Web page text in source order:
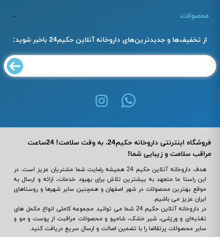
محصولات
از تخفیف‌ها و جدیدترین‌های داروخانه آنلاین حکیم24 باخبر شوید:
فروشگاه اینترنتی داروخانه حکیم24، به وقت سلامت! 24ساعت
مراقب سلامت و زیبایی شما!
هدف داروخانه آنلاین حکیم 24 همیشه رضایت شما مشتریان عزیز است. در
این راستا ما متعهد به بیشترین تلاش برای بهبود خدمات، ارائه و ارسال به
موقع بهترین محصولات در شهر اصفهان و همچنین سایر شهرها و روستاهای
ایران عزیز می باشیم.
در داروخانه آنلاین حکیم 24 شما می ‌توانید مجموعه کاملی انواع مکمل‌ های
تغذیه‌ای و ورزشی، شیر خشک، شامپو و محصولات مراقبت از پوست و مو و
سایر محصولات پرتقاضا را با تضمین اصالت و ارسال سریع دریافت کنید.